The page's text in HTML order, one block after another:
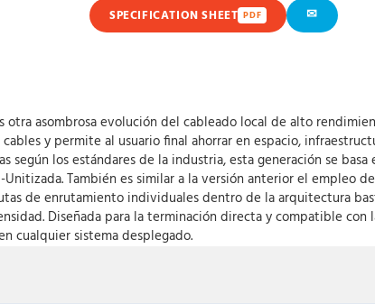
SPECIFICATION SHEET PDF ✉
otra asombrosa evolución del cableado local de alto
y permite al usuario final ahorrar en espacio,
los estándares de la industria, esta generación se
También es similar a la versión anterior el empleo
de enrutamiento individuales dentro de la arquitectura
Diseñada para la terminación directa y compatible con
cualquier sistema desplegado.